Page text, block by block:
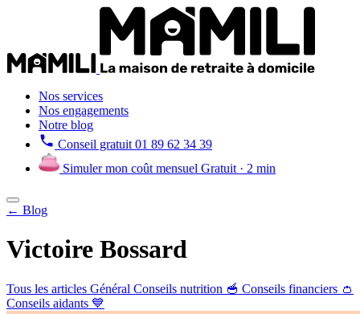
Nos services
Nos engagements
Notre blog
Conseil gratuit 01 89 62 34 39
Simuler mon coût mensuel Gratuit · 2 min
← Blog
Victoire Bossard
Tous les articles Général Conseils nutrition 🥣 Conseils financiers 👛
Conseils aidants 💙